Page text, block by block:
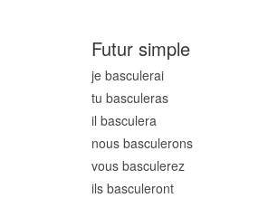
Futur simple
je basculerai
tu basculeras
il basculera
nous basculerons
vous basculerez
ils basculeront